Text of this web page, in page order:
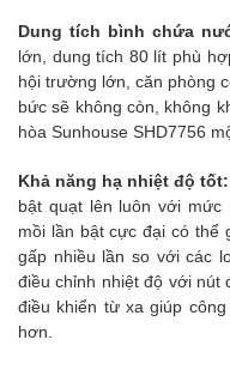
Dung tích bình chứa
lớn, dung tích 80 lít phù
hội trường lớn, căn phòng
bức sẽ không còn, không
hòa Sunhouse SHD7756
Khả năng hạ nhiệt độ tốt:
bật quạt lên luôn với mức
mồi lần bật cực đại có thể
gấp nhiều lần so với các
điều chỉnh nhiệt độ với nút
điều khiển từ xa giúp
hơn.